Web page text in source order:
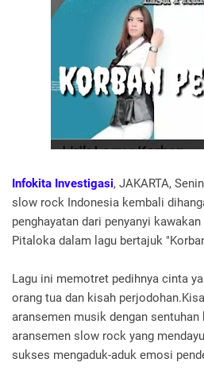
Infokita Investigasi, JAKARTA,
slow rock Indonesia kembali
penghayatan dari penyanyi
Pitaloka dalam lagu bertajuk
Lagu ini memotret pedihnya cinta
orang tua dan kisah
aransemen musik dengan
aransemen slow rock yang
sukses mengaduk-aduk emosi